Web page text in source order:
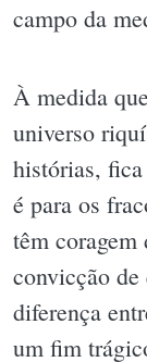
campo da
À medida
universo
histórias,
é para os
têm coragem
convicção de
diferença
um fim